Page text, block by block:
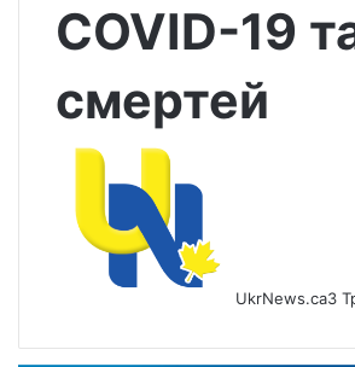
COVID-19
смертей
UkrNews.ca3